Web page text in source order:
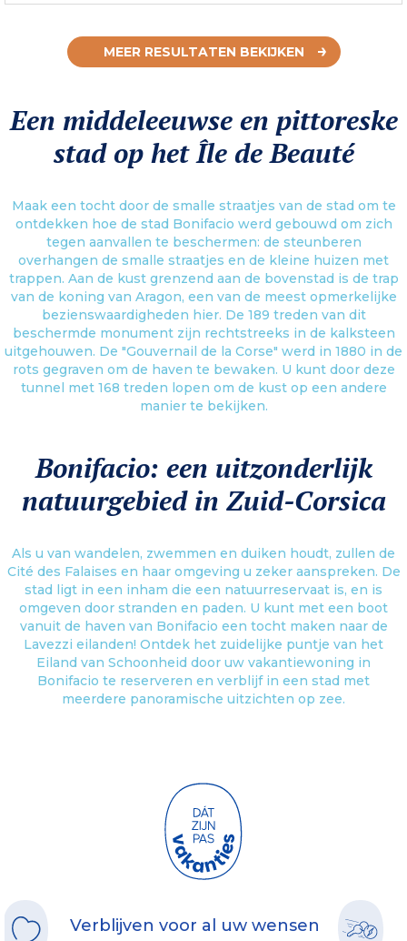
MEER RESULTATEN BEKIJKEN
Een middeleeuwse en pittoreske
stad op het Île de Beauté
Maak een tocht door de smalle straatjes van de stad om te
ontdekken hoe de stad Bonifacio werd gebouwd om zich
tegen aanvallen te beschermen: de steunberen
overhangen de smalle straatjes en de kleine huizen met
trappen. Aan de kust grenzend aan de bovenstad is de trap
van de koning van Aragon, een van de meest opmerkelijke
bezienswaardigheden hier. De 189 treden van dit
beschermde monument zijn rechtstreeks in de kalksteen
uitgehouwen. De "Gouvernail de la Corse" werd in 1880 in de
rots gegraven om de haven te bewaken. U kunt door deze
tunnel met 168 treden lopen om de kust op een andere
manier te bekijken.
Bonifacio: een uitzonderlijk
natuurgebied in Zuid-Corsica
Als u van wandelen, zwemmen en duiken houdt, zullen de
Cité des Falaises en haar omgeving u zeker aanspreken. De
stad ligt in een inham die een natuurreservaat is, en is
omgeven door stranden en paden. U kunt met een boot
vanuit de haven van Bonifacio een tocht maken naar de
Lavezzi eilanden! Ontdek het zuidelijke puntje van het
Eiland van Schoonheid door uw vakantiewoning in
Bonifacio te reserveren en verblijf in een stad met
meerdere panoramische uitzichten op zee.
Verblijven voor al uw wensen